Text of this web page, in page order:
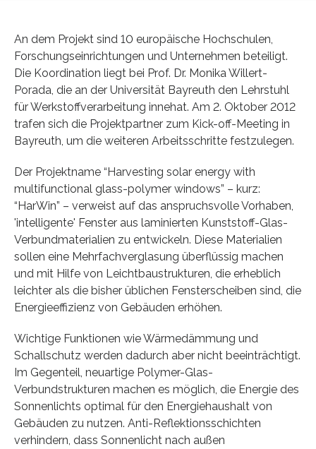
An dem Projekt sind 10 europäische Hochschulen,
Forschungseinrichtungen und Unternehmen beteiligt.
Die Koordination liegt bei Prof. Dr. Monika Willert-
Porada, die an der Universität Bayreuth den Lehrstuhl
für Werkstoffverarbeitung innehat. Am 2. Oktober 2012
trafen sich die Projektpartner zum Kick-off-Meeting in
Bayreuth, um die weiteren Arbeitsschritte festzulegen.
Der Projektname “Harvesting solar energy with
multifunctional glass-polymer windows” – kurz:
“HarWin” – verweist auf das anspruchsvolle Vorhaben,
'intelligente' Fenster aus laminierten Kunststoff-Glas-
Verbundmaterialien zu entwickeln. Diese Materialien
sollen eine Mehrfachverglasung überflüssig machen
und mit Hilfe von Leichtbaustrukturen, die erheblich
leichter als die bisher üblichen Fensterscheiben sind, die
Energieeffizienz von Gebäuden erhöhen.
Wichtige Funktionen wie Wärmedämmung und
Schallschutz werden dadurch aber nicht beeinträchtigt.
Im Gegenteil, neuartige Polymer-Glas-
Verbundstrukturen machen es möglich, die Energie des
Sonnenlichts optimal für den Energiehaushalt von
Gebäuden zu nutzen. Anti-Reflektionsschichten
verhindern, dass Sonnenlicht nach außen